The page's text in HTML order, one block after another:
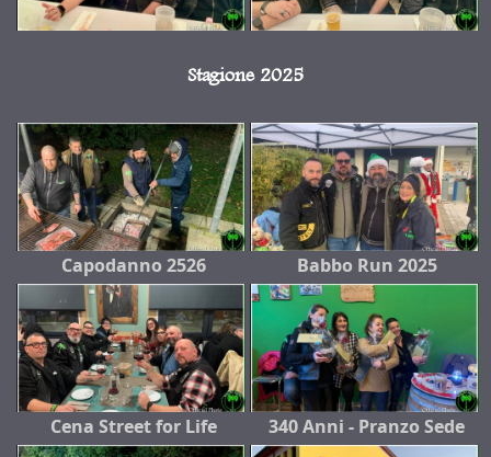
Stagione 2025
Capodanno 2526 Babbo Run 2025
Cena Street for Life 340 Anni - Pranzo Sede